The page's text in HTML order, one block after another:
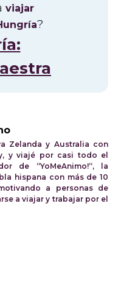
viajar
?
Zelanda y Australia con
y viajé por casi todo el
de “YoMeAnimo!“, la
hispana con más de 10
a personas de
a viajar y trabajar por el